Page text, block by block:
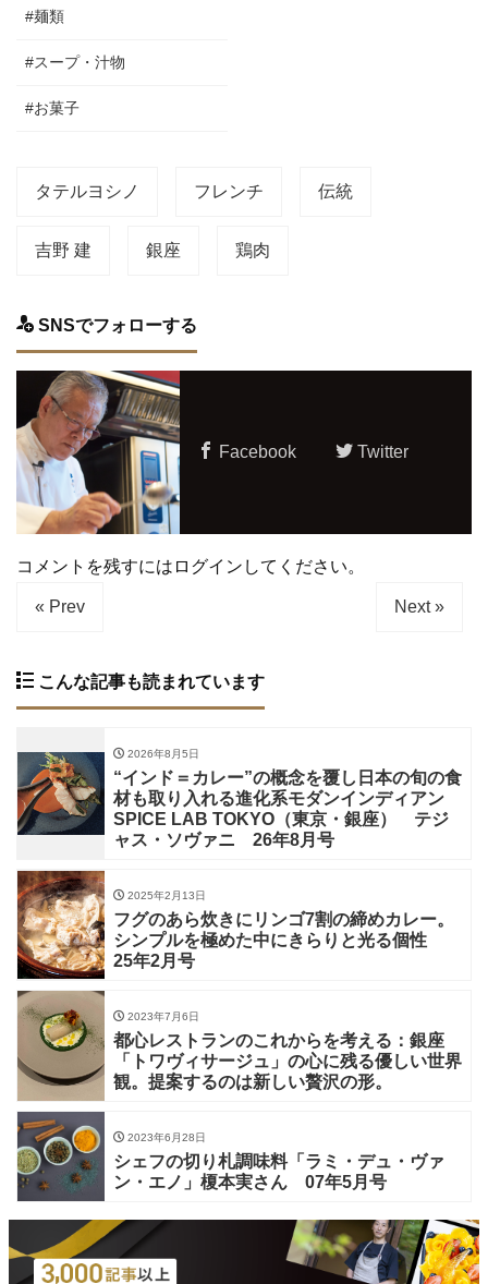
#麺類
#スープ・汁物
#お菓子
タテルヨシノ フレンチ 伝統
吉野 建 銀座 鶏肉
SNSでフォローする
Facebook Twitter
コメントを残すにはログインしてください。
« Prev Next »
こんな記事も読まれています
2026年8月5日
“インド＝カレー”の概念を覆し日本の旬の食
材も取り入れる進化系モダンインディアン
SPICE LAB TOKYO（東京・銀座） テジ
ャス・ソヴァニ 26年8月号
2025年2月13日
フグのあら炊きにリンゴ7割の締めカレー。
シンプルを極めた中にきらりと光る個性
25年2月号
2023年7月6日
都心レストランのこれからを考える：銀座
「トワヴィサージュ」の心に残る優しい世界
観。提案するのは新しい贅沢の形。
2023年6月28日
シェフの切り札調味料「ラミ・デュ・ヴァ
ン・エノ」榎本実さん 07年5月号